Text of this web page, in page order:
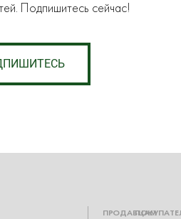
Подпишитесь сейчас!
ПРОДАВЦАМ